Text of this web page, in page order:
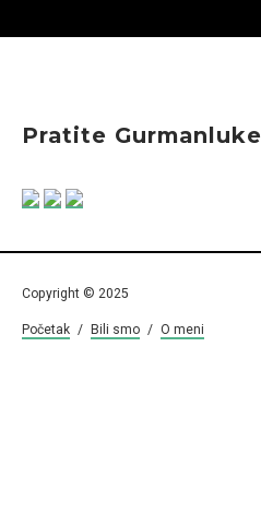
Pratite Gurmanluke
Copyright © 2025
Početak / Bili smo / O meni